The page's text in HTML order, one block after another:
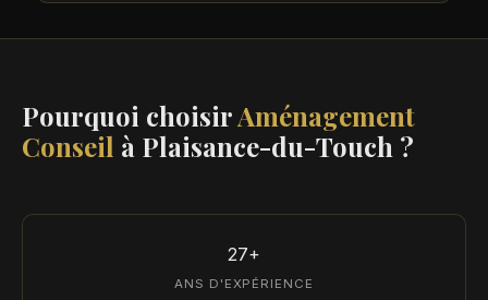
Pourquoi choisirAménagement
Conseil à Plaisance-du-Touch ?
27+
ANS D'EXPÉRIENCE